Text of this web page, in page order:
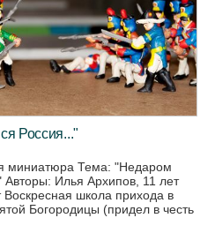
Россия..."
миниатюра Тема: "Недаром
Авторы: Илья Архипов, 11 лет
школа прихода в
Богородицы (придел в честь